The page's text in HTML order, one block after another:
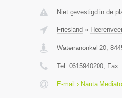
Niet gevestigd in de
Friesland »
Waterranonkel 20,
Tel: 0615940200, Fax:
E-mail › Nauta